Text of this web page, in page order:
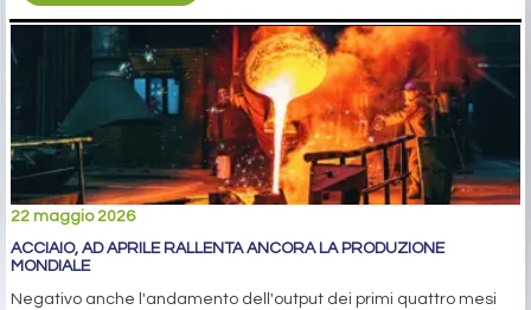
22 maggio 2026
ACCIAIO, AD APRILE RALLENTA ANCORA LA PRODUZIONE
MONDIALE
Negativo anche l'andamento dell'output dei primi quattro mesi